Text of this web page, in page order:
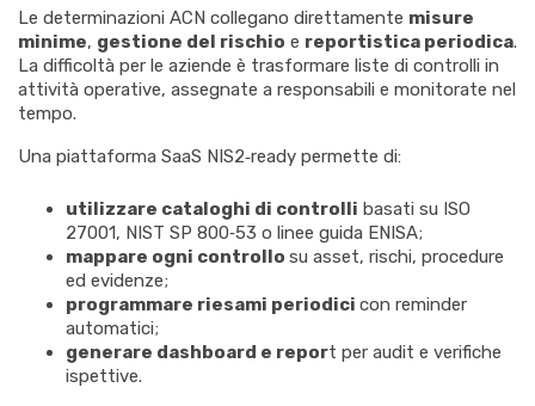
Le determinazioni ACN collegano direttamente misure
minime, gestione del rischio e reportistica periodica.
La difficoltà per le aziende è trasformare liste di controlli in
attività operative, assegnate a responsabili e monitorate nel
tempo.
Una piattaforma SaaS NIS2‑ready permette di:
utilizzare cataloghi di controlli basati su ISO
27001, NIST SP 800‑53 o linee guida ENISA;
mappare ogni controllo su asset, rischi, procedure
ed evidenze;
programmare riesami periodici con reminder
automatici;
generare dashboard e report per audit e verifiche
ispettive.